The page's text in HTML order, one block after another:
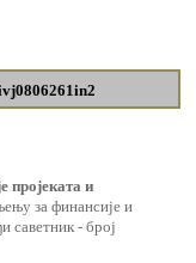
пројеката и
за финансије и
саветник - број